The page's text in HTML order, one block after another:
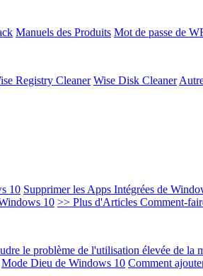
Manuels des Produits Mot de passe de
Registry Cleaner Wise Disk Cleaner
10 Supprimer les Apps Intégrées de
10 >> Plus d'Articles Comment-
le problème de l'utilisation élevée de la
Mode Dieu de Windows 10 Comment